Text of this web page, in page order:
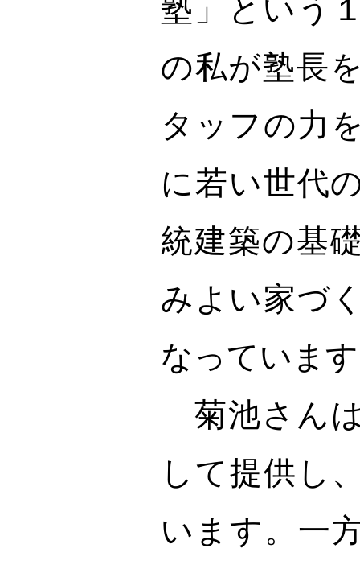
の私が塾長
タッフの力
に若い世代
統建築の基
みよい家づ
なっていま
菊池さん
して提供し
います。一